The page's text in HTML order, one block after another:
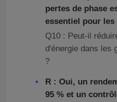
pertes de phase
essentiel pour les
Q10 : Peut-il
d'énergie dans les
?
R : Oui, un
95 % et un